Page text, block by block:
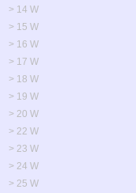
> 14 W
> 15 W
> 16 W
> 17 W
> 18 W
> 19 W
> 20 W
> 22 W
> 23 W
> 24 W
> 25 W